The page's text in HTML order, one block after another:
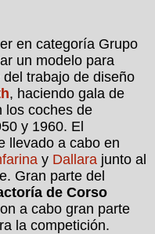
en categoría Grupo
un modelo para
trabajo de diseño
, haciendo gala de
los coches de
y 1960. El
llevado a cabo en
y Dallara junto al
Gran parte del
de Corso
a cabo gran parte
la competición.